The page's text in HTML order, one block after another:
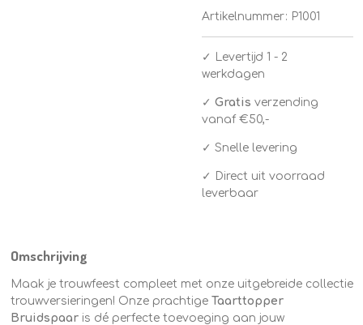
Artikelnummer: P1001
✓
Levertijd 1 - 2
werkdagen
✓ Gratis verzending
vanaf €50,-
✓ Snelle levering
✓ Direct uit voorraad
leverbaar
Omschrijving
Maak je trouwfeest compleet met onze uitgebreide collectie
trouwversieringen! Onze prachtige Taarttopper
Bruidspaaris dé perfecte toevoeging aan jouw